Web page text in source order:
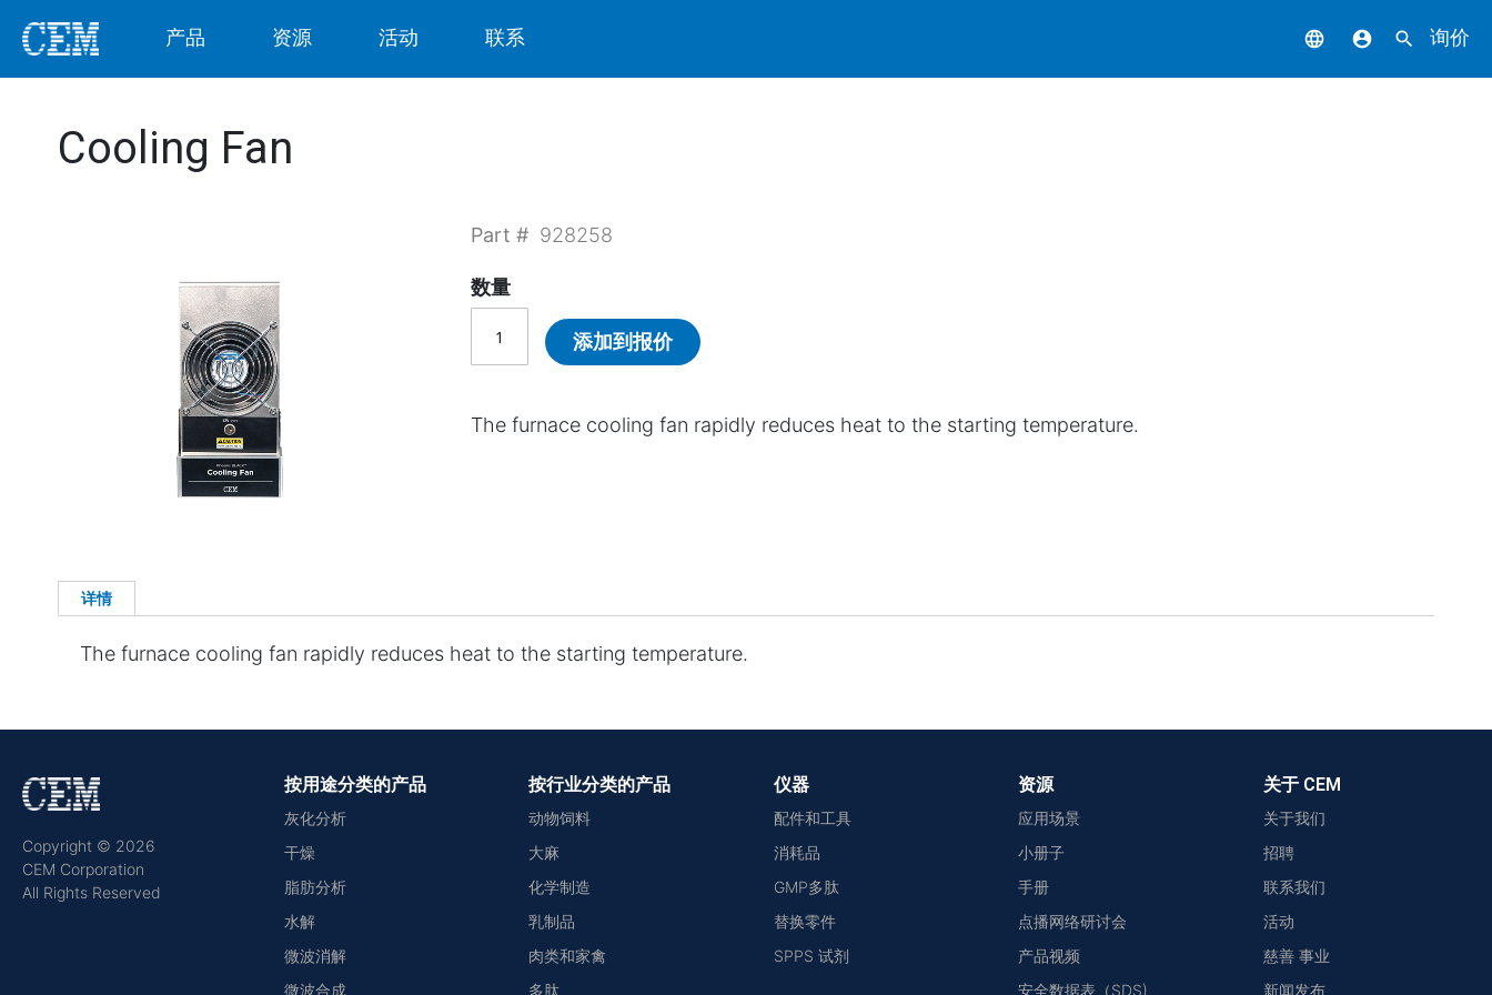
产品 资源 活动 联系 language account_circle search 询价
Cooling Fan
Part # 928258
数量
添加到报价
The furnace cooling fan rapidly reduces heat to the starting temperature.
详情
The furnace cooling fan rapidly reduces heat to the starting temperature.
Copyright © 2026
CEM Corporation
All Rights Reserved
按用途分类的产品
灰化分析
干燥
脂肪分析
水解
微波消解
微波合成
按行业分类的产品
动物饲料
大麻
化学制造
乳制品
肉类和家禽
多肽
仪器
配件和工具
消耗品
GMP多肽
替换零件
SPPS 试剂
资源
应用场景
小册子
手册
点播网络研讨会
产品视频
安全数据表（SDS)
关于 CEM
关于我们
招聘
联系我们
活动
慈善 事业
新闻发布